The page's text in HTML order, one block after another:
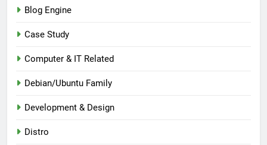
Blog Engine
Case Study
Computer & IT Related
Debian/Ubuntu Family
Development & Design
Distro